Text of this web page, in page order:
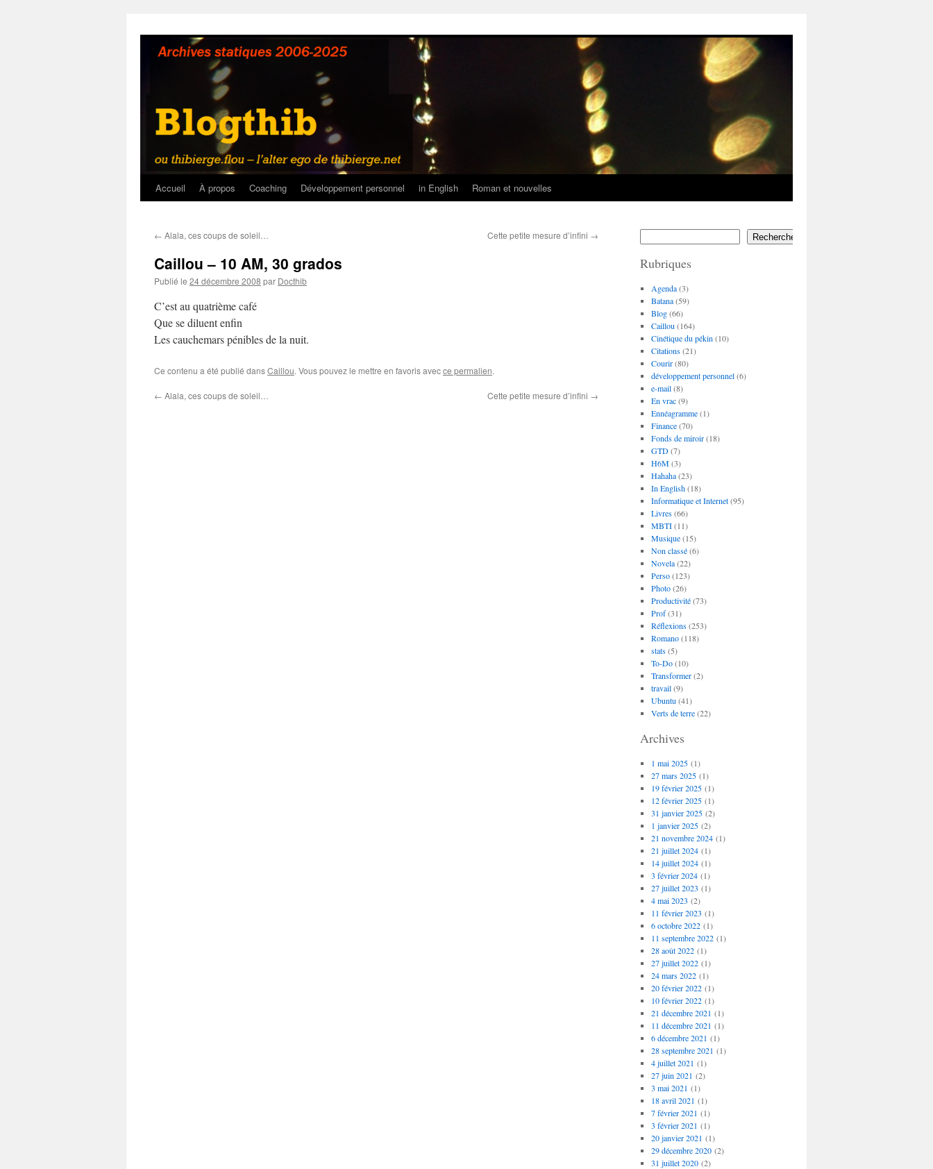
contenu
Accueil À propos Coaching Développement personnel in English Roman et nouvelles
← Alala, ces coups de soleil… Cette petite mesure d’infini →
Caillou – 10 AM, 30 grados
Publié le 24 décembre 2008 par Docthib
C’est au quatrième café
Que se diluent enfin
Les cauchemars pénibles de la nuit.
Ce contenu a été publié dansCaillou. Vous pouvez le mettre en favoris avecce permalien.
← Alala, ces coups de soleil… Cette petite mesure d’infini →
Rechercher
Rubriques
Agenda(3)
Batana(59)
Blog(66)
Caillou (164)
Cinétique du pékin (10)
Citations(21)
Courir(80)
développement personnel(6)
e-mail(8)
En vrac(9)
Ennéagramme(1)
Finance(70)
Fonds de miroir(18)
GTD(7)
H6M(3)
Hahaha(23)
In English(18)
Informatique et Internet(95)
Livres(66)
MBTI(11)
Musique(15)
Non classé(6)
Novela(22)
Perso(123)
Photo(26)
Productivité(73)
Prof(31)
Réflexions(253)
Romano(118)
stats(5)
To-Do(10)
Transformer(2)
travail(9)
Ubuntu (41)
Verts de terre(22)
Archives
1 mai 2025(1)
27 mars 2025(1)
19 février 2025(1)
12 février 2025(1)
31 janvier 2025(2)
1 janvier 2025(2)
21 novembre 2024(1)
21 juillet 2024(1)
14 juillet 2024(1)
3 février 2024(1)
27 juillet 2023 (1)
4 mai 2023 (2)
11 février 2023 (1)
6 octobre 2022(1)
11 septembre 2022(1)
28 août 2022(1)
27 juillet 2022(1)
24 mars 2022(1)
20 février 2022(1)
10 février 2022(1)
21 décembre 2021 (1)
11 décembre 2021 (1)
6 décembre 2021 (1)
28 septembre 2021 (1)
4 juillet 2021 (1)
27 juin 2021 (2)
3 mai 2021 (1)
18 avril 2021 (1)
7 février 2021 (1)
3 février 2021 (1)
20 janvier 2021 (1)
29 décembre 2020(2)
31 juillet 2020(2)